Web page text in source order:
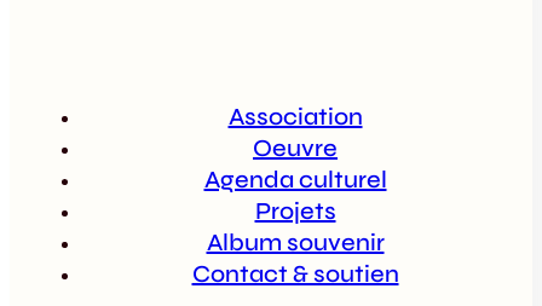
Association
Oeuvre
Agenda culturel
Projets
Album souvenir
Contact & soutien